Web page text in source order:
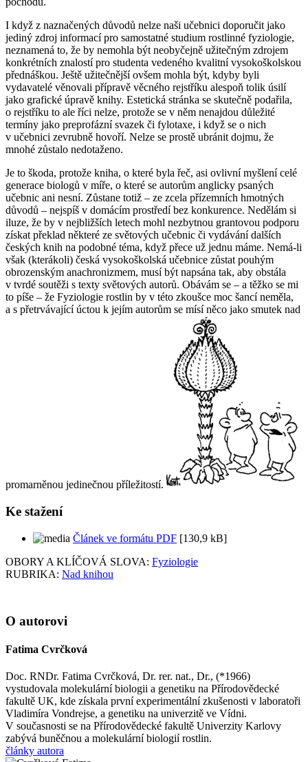
I když z naznačených důvodů nelze naši učebnici doporučit jako
jediný zdroj informací pro samostatné studium rostlinné fyziologie,
neznamená to, že by nemohla být neobyčejně užitečným zdrojem
konkrétních znalostí pro studenta vedeného kvalitní vysokoškolskou
přednáškou. Ještě užitečnější ovšem mohla být, kdyby byli
vydavatelé věnovali přípravě věcného rejstříku alespoň tolik úsilí
jako grafické úpravě knihy. Estetická stránka se skutečně podařila,
o rejstříku to ale říci nelze, protože se v něm nenajdou důležité
termíny jako preprofázní svazek či fylotaxe, i když se o nich
v učebnici zevrubně hovoří. Nelze se prostě ubránit dojmu, že
mnohé zůstalo nedotaženo.
Je to škoda, protože kniha, o které byla řeč, asi ovlivní myšlení celé
generace biologů v míře, o které se autorům anglicky psaných
učebnic ani nesní. Zůstane totiž – ze zcela přízemních hmotných
důvodů – nejspíš v domácím prostředí bez konkurence. Nedělám si
iluze, že by v nejbližších letech mohl nezbytnou grantovou podporu
získat překlad některé ze světových učebnic či vydávání dalších
českých knih na podobné téma, když přece už jednu máme. Nemá-li
však (kterákoli) česká vysokoškolská učebnice zůstat pouhým
obrozenským anachronizmem, musí být napsána tak, aby obstála
v tvrdé soutěži s texty světových autorů. Obávám se – a těžko se mi
to píše – že Fyziologie rostlin by v této zkoušce moc šancí neměla,
a s přetrvávající úctou k jejím autorům se mísí něco jako smutek nad
promarněnou jedinečnou příležitostí.
Ke stažení
Článek ve formátu PDF [130,9 kB]
OBORY A KLÍČOVÁ SLOVA: Fyziologie
RUBRIKA: Nad knihou
O autorovi
Fatima Cvrčková
Doc. RNDr. Fatima Cvrčková, Dr. rer. nat., Dr., (*1966)
vystudovala molekulární biologii a genetiku na Přírodovědecké
fakultě UK, kde získala první experimentální zkušenosti v laboratoři
Vladimíra Vondrejse, a genetiku na univerzitě ve Vídni.
V současnosti se na Přírodovědecké fakultě Univerzity Karlovy
zabývá buněčnou a molekulární biologií rostlin.
články autora